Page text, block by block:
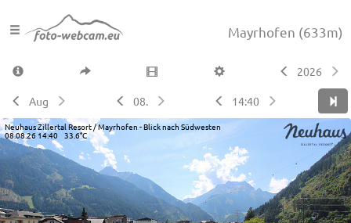
Mayrhofen (633m)
2026
Aug 08. 14:40
Neuhaus Zillertal Resort / Mayrhofen - Blick nach Südwesten
08.08.26 14:40 33.6°C